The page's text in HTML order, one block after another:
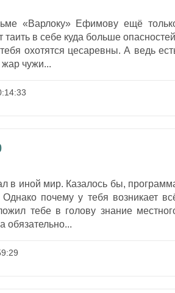
«Варлоку» Ефимову ещё
в себе куда больше
охотятся цесаревны. А ведь
чужи...
в иной мир. Казалось бы,
почему у тебя возникает
тебе в голову знание
обязательно...